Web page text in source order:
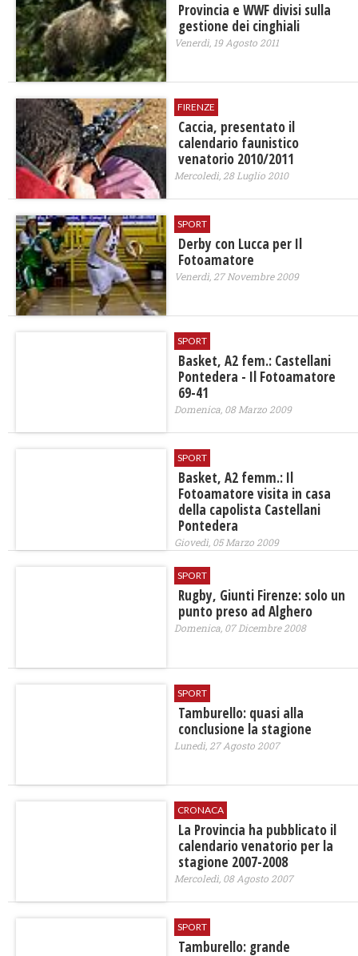
Provincia e WWF divisi sulla
gestione dei cinghiali
Venerdì, 19 Agosto 2011
FIRENZE
Caccia, presentato il
calendario faunistico
venatorio 2010/2011
Mercoledì, 28 Luglio 2010
SPORT
Derby con Lucca per Il
Fotoamatore
Venerdì, 27 Novembre 2009
SPORT
Basket, A2 fem.: Castellani
Pontedera - Il Fotoamatore
69-41
Domenica, 08 Marzo 2009
SPORT
Basket, A2 femm.: Il
Fotoamatore visita in casa
della capolista Castellani
Pontedera
Giovedì, 05 Marzo 2009
SPORT
Rugby, Giunti Firenze: solo un
punto preso ad Alghero
Domenica, 07 Dicembre 2008
SPORT
Tamburello: quasi alla
conclusione la stagione
Lunedì, 27 Agosto 2007
CRONACA
La Provincia ha pubblicato il
calendario venatorio per la
stagione 2007-2008
Mercoledì, 08 Agosto 2007
SPORT
Tamburello: grande